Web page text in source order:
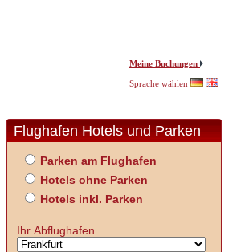
Meine Buchungen
Sprache wählen
Flughafen Hotels und Parken
Parken am Flughafen
Hotels ohne Parken
Hotels inkl. Parken
Ihr Abflughafen